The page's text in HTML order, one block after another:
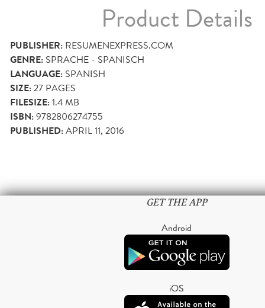
Product Details
PUBLISHER: RESUMENEXPRESS.COM
GENRE: SPRACHE - SPANISCH
LANGUAGE: SPANISH
SIZE:27 PAGES
FILESIZE:1.4 MB
ISBN:9782806274755
PUBLISHED:APRIL 11, 2016
GET THE APP
Android
iOS